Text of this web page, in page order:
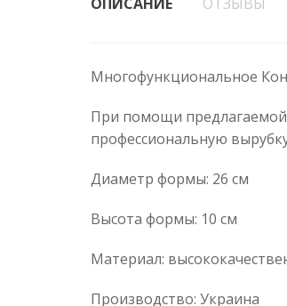
Многофункциональное
При помощи
профессиональную
Диаметр формы: 26 см
Высота формы: 10 см
Материал:
Производство: Украина